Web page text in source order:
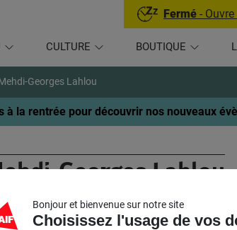
Fermé -
CULTURE BOUTIQUE
Georges Lahlou
à la rentrée pour découvrir nos nouveaux
Georges Lahlou
Bonjour et bienvenue sur notre site
Choisissez l'usage de vos